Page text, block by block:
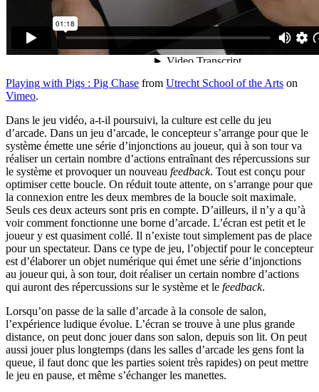
Playing with Pigs : Pig Chase from Utrecht School of the Arts on
Vimeo.
Dans le jeu vidéo, a-t-il poursuivi, la culture est celle du jeu
d’arcade. Dans un jeu d’arcade, le concepteur s’arrange pour que le
système émette une série d’injonctions au joueur, qui à son tour va
réaliser un certain nombre d’actions entraînant des répercussions sur
le système et provoquer un nouveau feedback. Tout est conçu pour
optimiser cette boucle. On réduit toute attente, on s’arrange pour que
la connexion entre les deux membres de la boucle soit maximale.
Seuls ces deux acteurs sont pris en compte. D’ailleurs, il n’y a qu’à
voir comment fonctionne une borne d’arcade. L’écran est petit et le
joueur y est quasiment collé. Il n’existe tout simplement pas de place
pour un spectateur. Dans ce type de jeu, l’objectif pour le concepteur
est d’élaborer un objet numérique qui émet une série d’injonctions
au joueur qui, à son tour, doit réaliser un certain nombre d’actions
qui auront des répercussions sur le système et le feedback.
Lorsqu’on passe de la salle d’arcade à la console de salon,
l’expérience ludique évolue. L’écran se trouve à une plus grande
distance, on peut donc jouer dans son salon, depuis son lit. On peut
aussi jouer plus longtemps (dans les salles d’arcade les gens font la
queue, il faut donc que les parties soient très rapides) on peut mettre
le jeu en pause, et même s’échanger les manettes.